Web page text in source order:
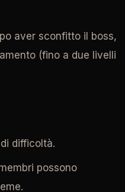
aver sconfitto il boss,
(fino a due livelli
difficoltà.
possono